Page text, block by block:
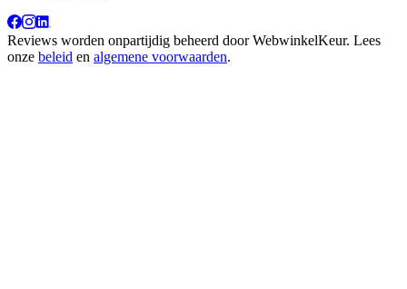
Reviews worden onpartijdig beheerd doorWebwinkelKeur. Lees
onze beleid en algemene voorwaarden.